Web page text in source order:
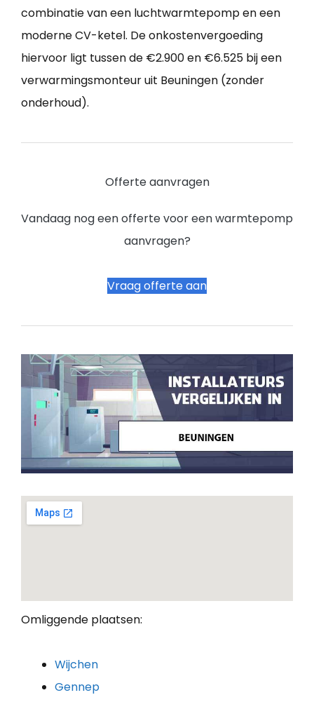
combinatie van een luchtwarmtepomp en een
moderne CV-ketel. De onkostenvergoeding
hiervoor ligt tussen de €2.900 en €6.525 bij een
verwarmingsmonteur uit Beuningen (zonder
onderhoud).
Offerte aanvragen
Vandaag nog een offerte voor een warmtepomp
aanvragen?
Vraag offerte aan
Omliggende plaatsen:
Wijchen
Gennep